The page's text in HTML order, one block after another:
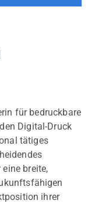
für bedruckbare
Digital-Druck
tätiges
breite,
ihrer